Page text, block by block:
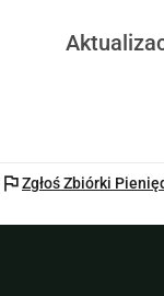
flagZgłoś Zbiórki